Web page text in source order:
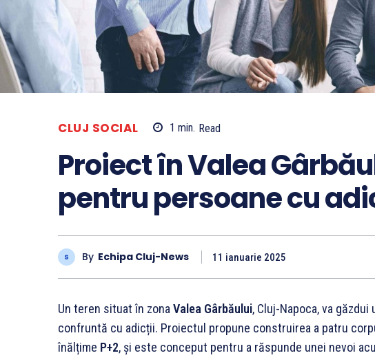
CLUJ SOCIAL 1 min. Read
Proiect în Valea
pentru persoane cu
By Echipa Cluj-News 11 ianuarie 2025
Un teren situat în zona Valea Gârbăului, Cluj-Napoca, va
confruntă cu adicții. Proiectul propune construirea a patru
înălțime P+2, și este conceput pentru a răspunde unei nevoi